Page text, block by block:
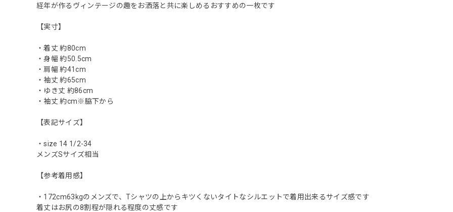
経年が作るヴィンテージの趣をお洒落と共に楽しめるおすすめの一枚です
【実寸】
・着丈 約80cm
・身幅 約50.5cm
・肩幅 約41cm
・袖丈 約65cm
・ゆき丈 約86cm
・袖丈 約cm※脇下から
【表記サイズ】
・size 14 1/2-34
メンズSサイズ相当
【参考着用感】
・172cm63kgのメンズで、Tシャツの上からキツくないタイトなシルエットで着用出来るサイズ感です
着丈はお尻の8割程が隠れる程度の丈感です